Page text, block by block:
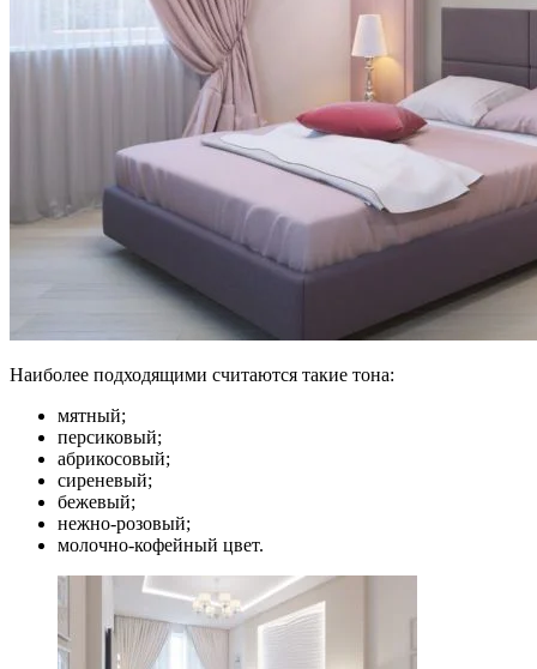
Наиболее подходящими считаются такие тона:
мятный;
персиковый;
абрикосовый;
сиреневый;
бежевый;
нежно-розовый;
молочно-кофейный цвет.